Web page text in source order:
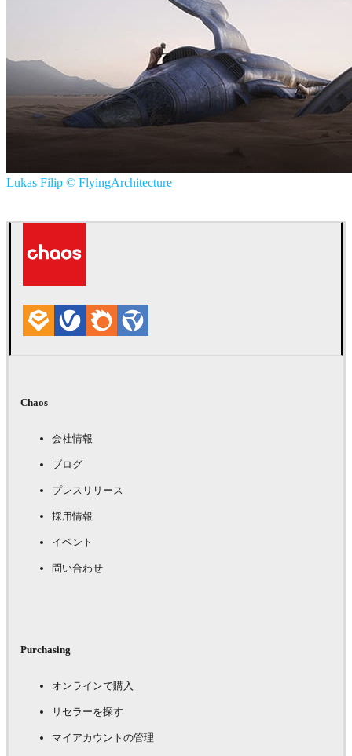
Lukas Filip © FlyingArchitecture
Chaos
会社情報
ブログ
プレスリリース
採用情報
イベント
問い合わせ
Purchasing
オンラインで購入
リセラーを探す
マイアカウントの管理